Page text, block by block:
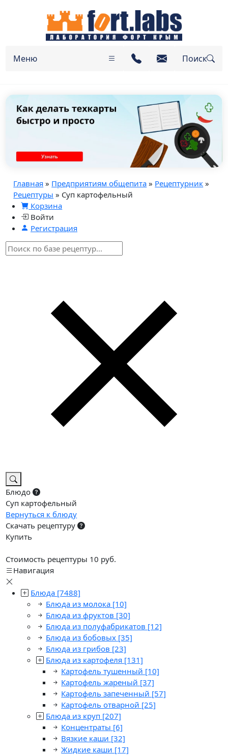
Меню Поиск
Главная » Предприятиям общепита » Рецептурник »
Рецептуры » Суп картофельный
Корзина
Войти
Регистрация
Блюдо
Суп картофельный
Вернуться к блюду
Скачать рецептуру
Купить
Стоимость рецептуры 10 руб.
Навигация
Блюда [7488]
Блюда из молока [10]
Блюда из фруктов [30]
Блюда из полуфабрикатов [12]
Блюда из бобовых [35]
Блюда из грибов [23]
Блюда из картофеля [131]
Картофель тушенный [10]
Картофель жареный [37]
Картофель запеченный [57]
Картофель отварной [25]
Блюда из круп [207]
Концентраты [6]
Вязкие каши [32]
Жидкие каши [17]